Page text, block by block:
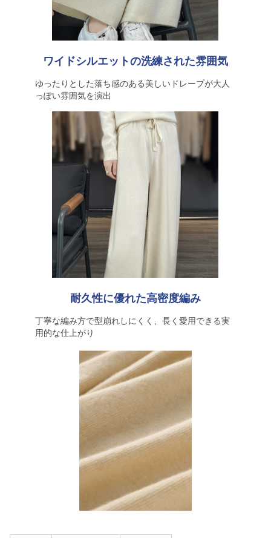
ワイドシルエットの洗練された雰囲気
ゆったりとした落ち感のある美しいドレープが大人
っぽい雰囲気を演出
耐久性に優れた高密度編み
丁寧な編み方で型崩れしにくく、長く愛用できる実
用的な仕上がり